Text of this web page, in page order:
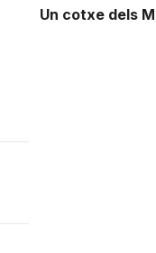
Un cotxe dels